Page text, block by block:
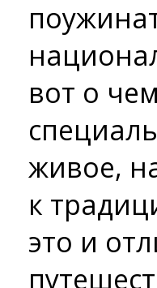
вот о
живое,
к
это и